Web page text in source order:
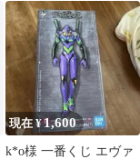
現在 ¥1,600
k*o様 一番くじ エヴァ